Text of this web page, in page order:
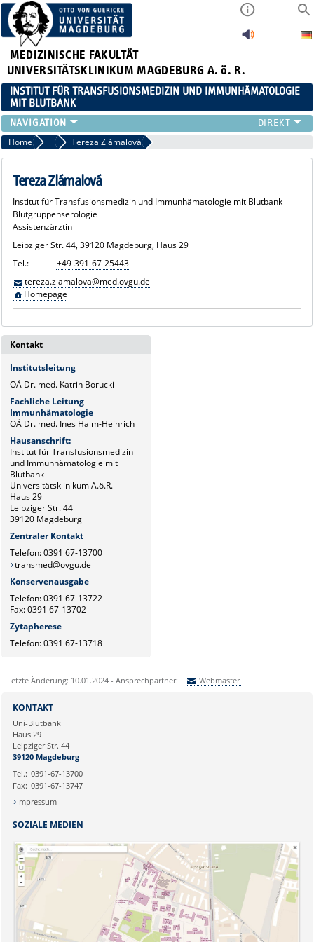
MEDIZINISCHE FAKULTÄT
UNIVERSITÄTSKLINIKUM MAGDEBURG A. ö. R.
INSTITUT FÜR TRANSFUSIONSMEDIZIN UND IMMUNHÄMATOLOGIE
MIT BLUTBANK
TEAM
FÖRDERVEREIN
FORSCHUNG
SERVICELEISTUNGEN
Home Blutgruppenserologie
Tereza Zlámalová
Tereza Zlámalová
Institut für Transfusionsmedizin und Immunhämatologie mit Blutbank
Blutgruppenserologie
Assistenzärztin
Leipziger Str. 44, 39120 Magdeburg, Haus 29
Tel.:
+49-391-67-25443
tereza.zlamalova@med.ovgu.de
Homepage
Kontakt
Institutsleitung
OÄ Dr. med. Katrin Borucki
Fachliche Leitung
Immunhämatologie
OÄ Dr. med. Ines Halm-Heinrich
Hausanschrift:
Institut für Transfusionsmedizin
und Immunhämatologie mit
Blutbank
Universitätsklinikum A.ö.R.
Haus 29
Leipziger Str. 44
39120 Magdeburg
Zentraler Kontakt
Telefon: 0391 67-13700
transmed@ovgu.de
Konservenausgabe
Telefon: 0391 67-13722
Fax: 0391 67-13702
Zytapherese
Telefon: 0391 67-13718
Letzte Änderung: 10.01.2024 - Ansprechpartner: Webmaster
Ihre E-Mailadresse:
Ihr Anliegen:
SOZIALE MEDIEN
KONTAKT
Uni-Blutbank
Haus 29
Leipziger Str. 44
39120 Magdeburg
Tel.: 0391-67-13700
Fax: 0391-67-13747
Impressum